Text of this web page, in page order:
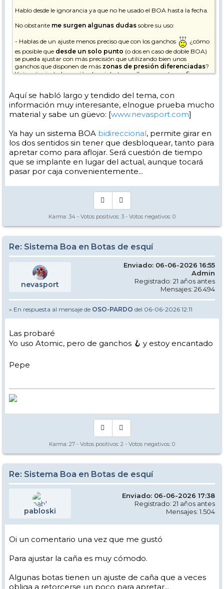
Hablo desde le ignorancia ya que no he usado el BOA hasta la fecha.
No obstante me surgen algunas dudas sobre su uso:
- Hablas de un ajuste menos preciso que con los ganchos
¿cómo
es posible que desde un solo punto (o dos en caso de doble BOA)
se pueda ajustar con más precisión que utilizando bien unos
ganchos que disponen de más zonas de presión diferenciadas?
Yo jamás ajusto la presión de mis botas uniformemente, prefiero
- También veo que la rueda ajusta hacia la presión pero luegono
puedes volver atrás si te has pasadouno o dos puntos por lo
que debes volver a empezar a ajustar desde cero si quieres soltar un
Son cosas que no acaban de encajarme en este sistema, aunque
habrá que probarlo, sin duda
Pepe
Aquí se habló largo y tendido del tema, con
información muy interesante, elnogue prueba mucho
material y sabe un güevo: [www.nevasport.com]
Ya hay un sistema BOA bidireccional, permite girar en
los dos sentidos sin tener que desbloquear, tanto para
apretar como para aflojar. Será cuestión de tiempo
que se implante en lugar del actual, aunque tocará
pasar por caja convenientemente...
Karma: 34 - Votos positivos: 3 - Votos negativos: 0
Re: Sistema Boa en Botas de esquí
nevasport
Enviado: 06-06-2026 16:55
Admin
Registrado: 21 años antes
Mensajes: 26.494
» En respuesta al mensaje de OSO-PARDO del 06-06-2026 12:11
Las probaré
Yo uso Atomic, pero de ganchos 🪝 y estoy encantado
Pepe
Karma: 27 - Votos positivos: 2 - Votos negativos: 0
Re: Sistema Boa en Botas de esquí
pabloski
Enviado: 06-06-2026 17:38
Registrado: 21 años antes
Mensajes: 1.504
Oi un comentario una vez que me gustó
Para ajustar la caña es muy cómodo.
Algunas botas tienen un ajuste de caña que a veces
obliga a retorcerse un poco para apretar...